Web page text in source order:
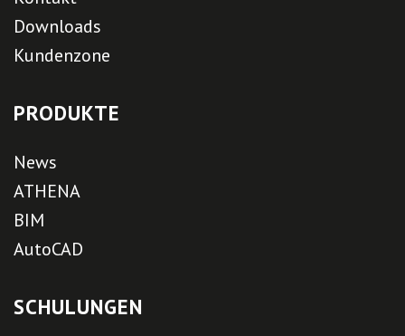
Downloads
Kundenzone
PRODUKTE
News
ATHENA
BIM
AutoCAD
SCHULUNGEN